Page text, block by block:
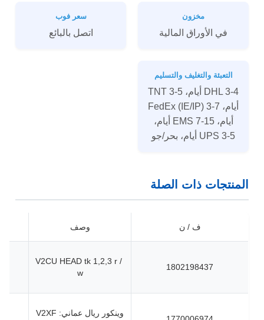
مخزون
في الأوراق المالية
سعر فوب
اتصل بالبائع
التعبئة والتغليف والتسليم
DHL 3-4 أيام، TNT 3-5
أيام، FedEx (IE/IP) 3-7
أيام، EMS 7-15 أيام،
UPS 3-5 أيام، بحر/جو
المنتجات ذات الصلة
ف / ن وصف
1802198437
V2CU HEAD tk 1,2,3 r /
w
وينكور ريال عماني: V2XF